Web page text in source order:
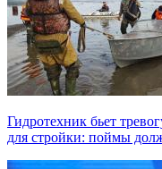
Гидротехник бьет
для стройки: поймы